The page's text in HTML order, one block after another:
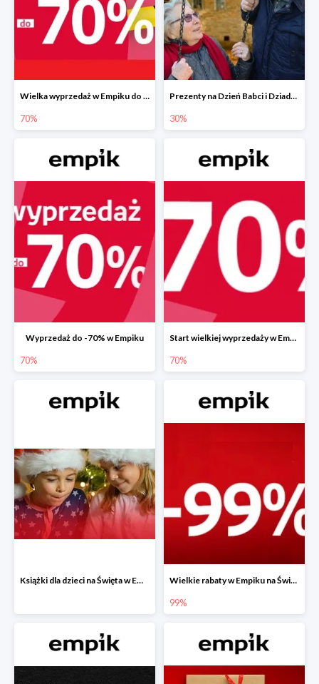
Wielka wyprzedaż w Empiku do -70%
70%
Prezenty na Dzień Babci i Dziadka w Empiku do -30%
30%
Wyprzedaż do -70% w Empiku
70%
Start wielkiej wyprzedaży w Empiku do -70%
70%
Książki dla dzieci na Święta w Empiku do -40% Wielkie rabaty w Empiku na Święta - piąty produkt -99%
99%